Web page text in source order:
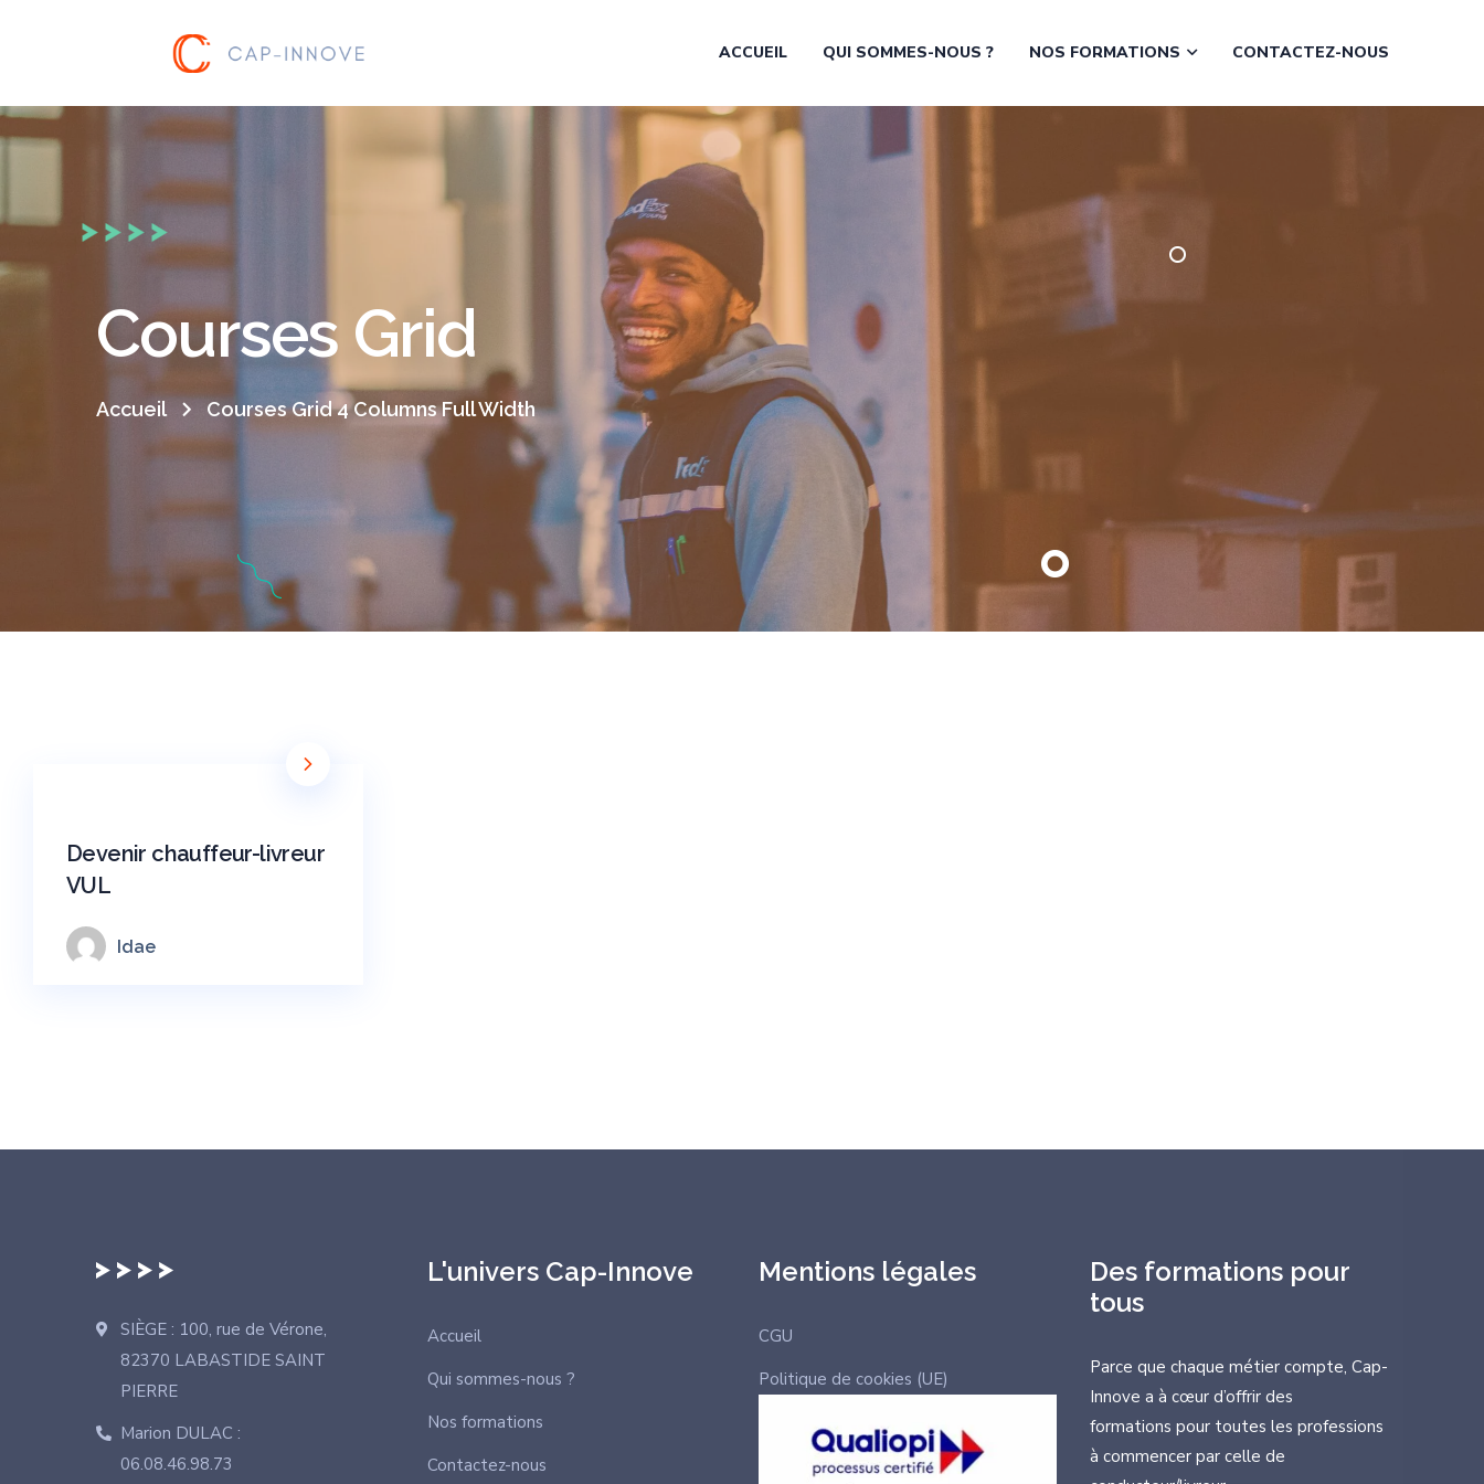
ACCUEIL QUI SOMMES-NOUS ? NOS FORMATIONS CONTACTEZ-NOUS
Courses Grid
Accueil Courses Grid 4 Columns Full Width
Devenir chauffeur-livreur
VUL
Idae
SIÈGE : 100, rue de Vérone,
82370 LABASTIDE SAINT
PIERRE
Marion DULAC :
06.08.46.98.73
L'univers Cap-Innove
Accueil
Qui sommes-nous ?
Nos formations
Contactez-nous
Mentions légales
CGU
Politique de cookies (UE)
Des formations pour
tous
Parce que chaque métier compte, Cap-
Innove a à cœur d’offrir des
formations pour toutes les professions
à commencer par celle de